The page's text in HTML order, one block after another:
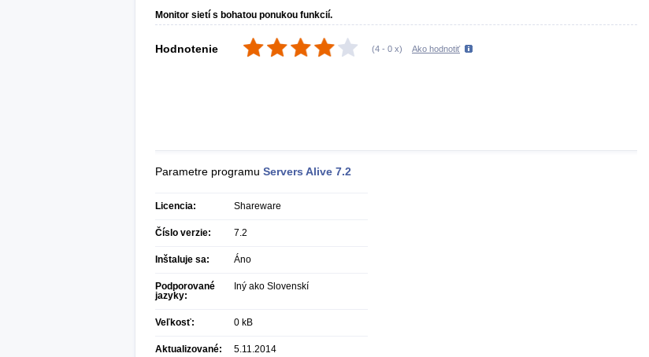
Monitor sietí s bohatou ponukou funkcií.
Hodnotenie (4 - 0 x) Ako hodnotiť
Parametre programu Servers Alive 7.2
Licencia: Shareware
Číslo verzie: 7.2
Inštaluje sa: Áno
Podporované
jazyky:
Iný ako Slovenskí
Veľkosť: 0 kB
Aktualizované: 5.11.2014